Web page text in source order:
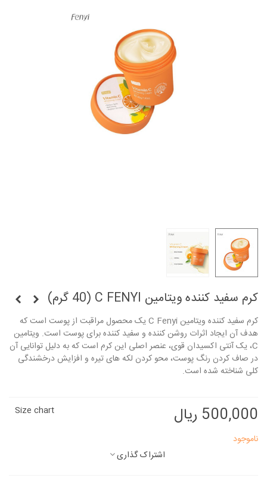
کرم سفید کننده ویتامین C FENYI (40 گرم)
کرم سفید کننده ویتامین C Fenyi یک محصول مراقبت از پوست است که
هدف آن ایجاد اثرات روشن کننده و سفید کننده برای پوست است. ویتامین
C، یک آنتی اکسیدان قوی، عنصر اصلی این کرم است که به دلیل توانایی آن
در صاف کردن رنگ پوست، محو کردن لکه های تیره و افزایش درخشندگی
کلی شناخته شده است.
500,000 ریال
Size chart
ناموجود
اشتراک گذاری